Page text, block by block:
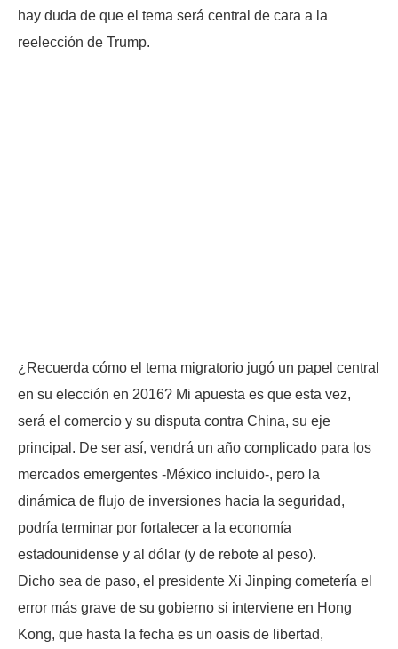
hay duda de que el tema será central de cara a la
reelección de Trump.
¿Recuerda cómo el tema migratorio jugó un papel central
en su elección en 2016? Mi apuesta es que esta vez,
será el comercio y su disputa contra China, su eje
principal. De ser así, vendrá un año complicado para los
mercados emergentes -México incluido-, pero la
dinámica de flujo de inversiones hacia la seguridad,
podría terminar por fortalecer a la economía
estadounidense y al dólar (y de rebote al peso).
Dicho sea de paso, el presidente Xi Jinping cometería el
error más grave de su gobierno si interviene en Hong
Kong, que hasta la fecha es un oasis de libertad,